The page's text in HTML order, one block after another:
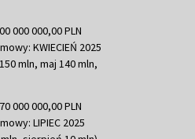
000 000,00 PLN
KWIECIEŃ 2025
mln, maj 140 mln,
000 000,00 PLN
LIPIEC 2025